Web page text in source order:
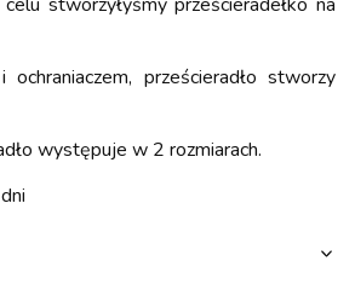
prześcieradło stworzy
występuje w 2 rozmiarach.